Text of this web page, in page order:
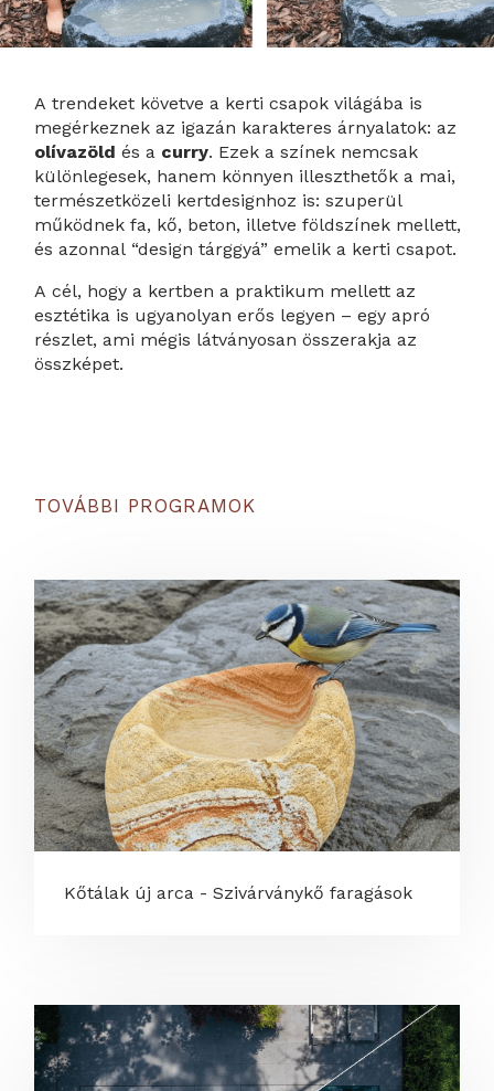
A trendeket követve a kerti csapok világába is
megérkeznek az igazán karakteres árnyalatok: az
olívazöld és a curry. Ezek a színek nemcsak
különlegesek, hanem könnyen illeszthetők a mai,
természetközeli kertdesignhoz is: szuperül
működnek fa, kő, beton, illetve földszínek mellett,
és azonnal “design tárggyá” emelik a kerti csapot.
A cél, hogy a kertben a praktikum mellett az
esztétika is ugyanolyan erős legyen – egy apró
részlet, ami mégis látványosan összerakja az
összképet.
TOVÁBBI PROGRAMOK
Kőtálak új arca - Szivárványkő faragások